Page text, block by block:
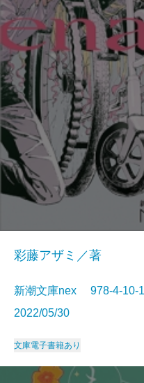
彩藤アザミ／著
新潮文庫nex 978-4-
2022/05/30
文庫電子書籍あり